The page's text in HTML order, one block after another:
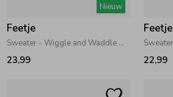
Nieuw
Feetje
Sweater - Wiggle and Waddle Offwhite
23,99
Feetje
22,99